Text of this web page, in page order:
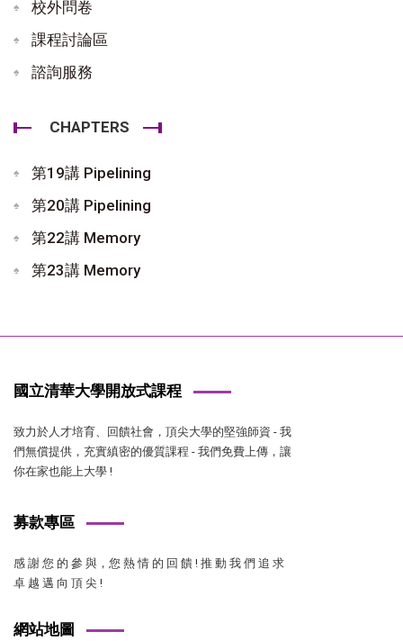
校外問卷
課程討論區
諮詢服務
CHAPTERS
第19講 Pipelining
第20講 Pipelining
第22講 Memory
第23講 Memory
國立清華大學開放式課程
致力於人才培育、回饋社會，頂尖大學的堅強師資 - 我
們無償提供，充實縝密的優質課程 - 我們免費上傳，讓
你在家也能上大學 !
募款專區
感 謝 您 的 參 與，您 熱 情 的 回 饋 ! 推 動 我 們 追 求
卓 越 邁 向 頂 尖 !
網站地圖